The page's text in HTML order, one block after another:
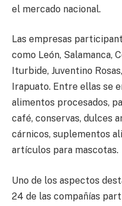
el mercado nacional.
Las empresas
como León, Salamanca,
Iturbide, Juventino
Irapuato. Entre ellas se
alimentos procesados,
café, conservas, dulces
cárnicos, suplementos
artículos para mascotas.
Uno de los aspectos
24 de las compañías